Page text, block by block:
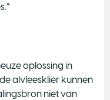
oplossing in
alvleesklier kunnen
niet van